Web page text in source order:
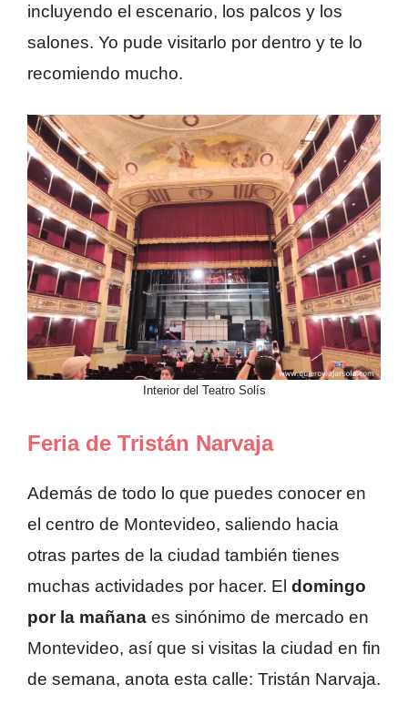
incluyendo el escenario, los palcos y los
salones. Yo pude visitarlo por dentro y te lo
recomiendo mucho.
Interior del Teatro Solís
Feria de Tristán Narvaja
Además de todo lo que puedes conocer en
el centro de Montevideo, saliendo hacia
otras partes de la ciudad también tienes
muchas actividades por hacer. El domingo
por la mañana es sinónimo de mercado en
Montevideo, así que si visitas la ciudad en fin
de semana, anota esta calle: Tristán Narvaja.